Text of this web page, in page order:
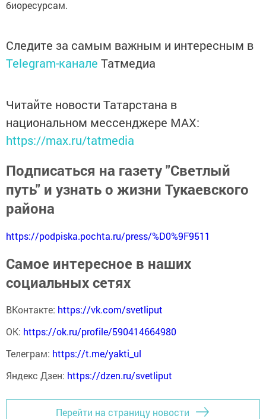
биоресурсам.
Следите за самым важным и интересным в
Telegram-канале Татмедиа
Читайте новости Татарстана в
национальном мессенджере MАХ:
https://max.ru/tatmedia
Подписаться на газету "Светлый
путь" и узнать о жизни Тукаевского
района
https://podpiska.pochta.ru/press/%D0%9F9511
Самое интересное в наших
социальных сетях
ВКонтакте: https://vk.com/svetliput
ОК: https://ok.ru/profile/590414664980
Телеграм: https://t.me/yakti_ul
Яндекс Дзен: https://dzen.ru/svetliput
Перейти на страницу новости